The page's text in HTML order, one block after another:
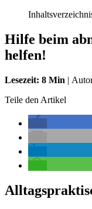
device
users,
explore
touch
with
gestures.
Hilfe beim
helfen!
Lesezeit: 8 Min |
Teile den Artikel